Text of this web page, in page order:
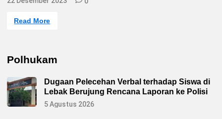
B
k
e
k
u
t
Read More
Polhukam
Dugaan Pelecehan Verbal terhadap Siswa di
Lebak Berujung Rencana Laporan ke Polisi
5 Agustus 2026